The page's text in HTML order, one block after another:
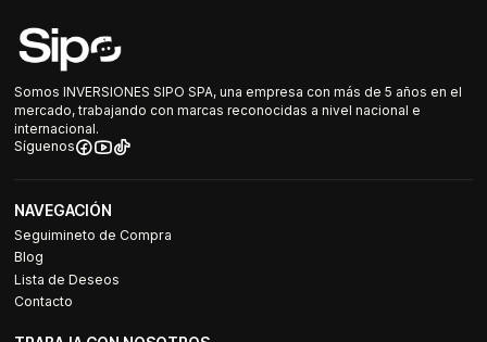
Somos INVERSIONES SIPO SPA, una empresa con más de 5 años en el
mercado, trabajando con marcas reconocidas a nivel nacional e
internacional.
Síguenos
NAVEGACIÓN
Seguimineto de Compra
Blog
Lista de Deseos
Contacto